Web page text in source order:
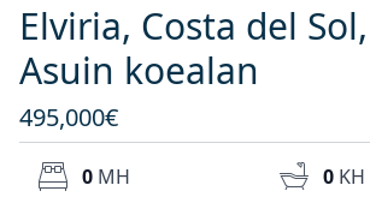
Elviria, Costa del
Asuin koealan
495,000€
0 MH 0 KH